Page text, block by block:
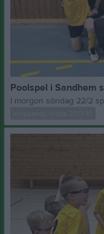
Poolspel i Sandhem